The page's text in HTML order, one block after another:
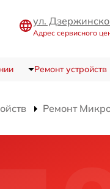
ул.
Адрес сервисного
Ремонт устройств
Ремонт